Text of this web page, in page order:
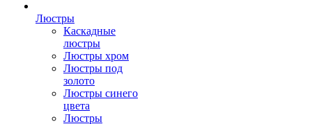
Люстры
Каскадные
люстры
Люстры хром
Люстры под
золото
Люстры синего
цвета
Люстры